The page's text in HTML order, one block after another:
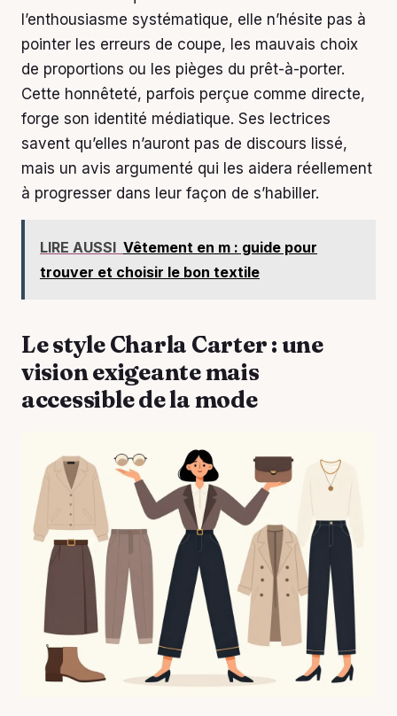
l’enthousiasme systématique, elle n’hésite pas à
pointer les erreurs de coupe, les mauvais choix
de proportions ou les pièges du prêt-à-porter.
Cette honnêteté, parfois perçue comme directe,
forge son identité médiatique. Ses lectrices
savent qu’elles n’auront pas de discours lissé,
mais un avis argumenté qui les aidera réellement
à progresser dans leur façon de s’habiller.
LIRE AUSSI Vêtement en m : guide pour
trouver et choisir le bon textile
Le style Charla Carter : une
vision exigeante mais
accessible de la mode